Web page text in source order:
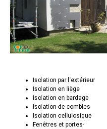
Isolation par l'extérieur
Isolation en liège
Isolation en bardage
Isolation de combles
Isolation cellulosique
Fenêtres et portes-